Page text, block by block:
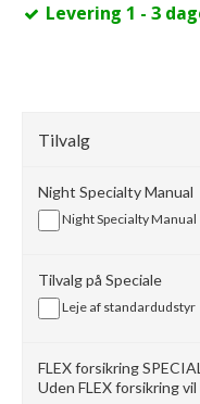
Levering 1 - 3
Tilvalg
Night Specialty Manual
Night Specialty Manual
Tilvalg på Speciale
Leje af standardudstyr
FLEX forsikring
Uden FLEX forsikring